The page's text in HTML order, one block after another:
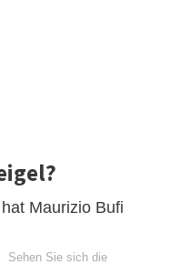
Maurizio Bufi
Sehen Sie sich die